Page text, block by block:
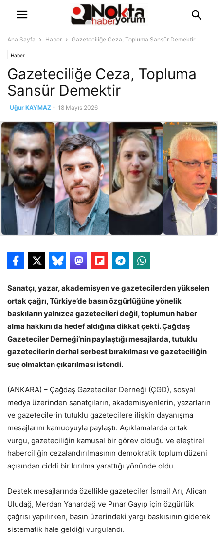
Ana Sayfa Haber Gazeteciliğe Ceza, Topluma Sansür Demektir
Haber
Gazeteciliğe Ceza, Topluma
Sansür Demektir
Uğur KAYMAZ - 18 Mayıs 2026
Sanatçı, yazar, akademisyen ve gazetecilerden yükselen
ortak çağrı, Türkiye’de basın özgürlüğüne yönelik
baskıların yalnızca gazetecileri değil, toplumun haber
alma hakkını da hedef aldığına dikkat çekti. Çağdaş
Gazeteciler Derneği’nin paylaştığı mesajlarda, tutuklu
gazetecilerin derhal serbest bırakılması ve gazeteciliğin
suç olmaktan çıkarılması istendi.
(ANKARA) – Çağdaş Gazeteciler Derneği (ÇGD), sosyal
medya üzerinden sanatçıların, akademisyenlerin, yazarların
ve gazetecilerin tutuklu gazetecilere ilişkin dayanışma
mesajlarını kamuoyuyla paylaştı. Açıklamalarda ortak
vurgu, gazeteciliğin kamusal bir görev olduğu ve eleştirel
haberciliğin cezalandırılmasının demokratik toplum düzeni
açısından ciddi bir kırılma yarattığı yönünde oldu.
Destek mesajlarında özellikle gazeteciler İsmail Arı, Alican
Uludağ, Merdan Yanardağ ve Pınar Gayıp için özgürlük
çağrısı yapılırken, basın üzerindeki yargı baskısının giderek
sistematik hale geldiği vurgulandı.